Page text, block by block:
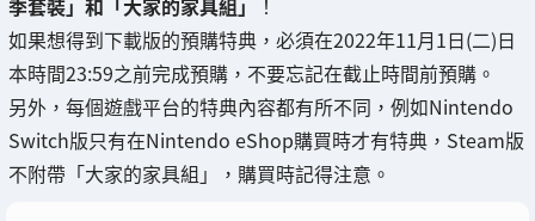
如果想得到下載版的預購特典，必須在2022年11月1日(二)日
本時間23:59之前完成預購，不要忘記在截止時間前預購。
另外，每個遊戲平台的特典內容都有所不同，例如Nintendo
Switch版只有在Nintendo eShop購買時才有特典，Steam版
不附帶「大家的家具組」，購買時記得注意。